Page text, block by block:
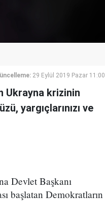
29 Eylül 2019 Pazar 11:00
Ukrayna krizinin
yargıçlarınızı ve
Devlet Başkanı
başlatan Demokratların